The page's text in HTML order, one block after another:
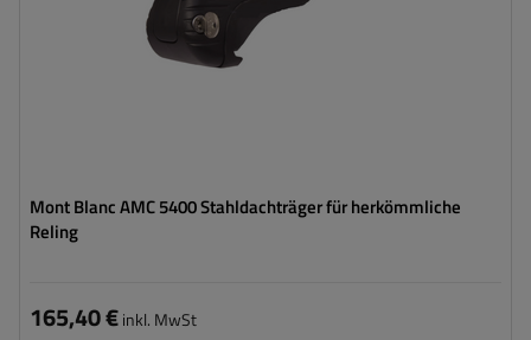
Mont Blanc AMC 5400 Stahldachträger für herkömmliche
Reling
165,40 €inkl. MwSt